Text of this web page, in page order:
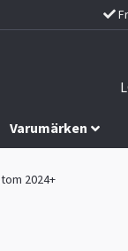
Varumärken
2024+